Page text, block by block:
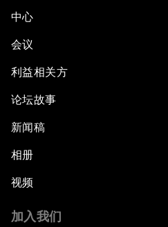
中心
会议
利益相关方
论坛故事
新闻稿
相册
视频
加入我们